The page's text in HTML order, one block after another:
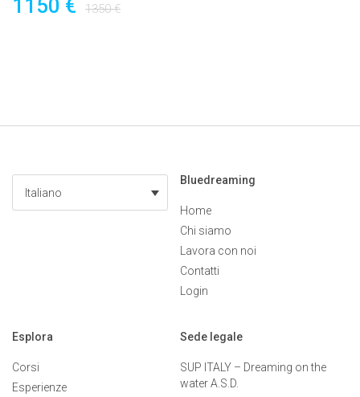
1150 € 1350 €
Italiano
Bluedreaming
Home
Chi siamo
Lavora con noi
Contatti
Login
Esplora
Corsi
Esperienze
Sede legale
SUP ITALY – Dreaming on the
water A.S.D.